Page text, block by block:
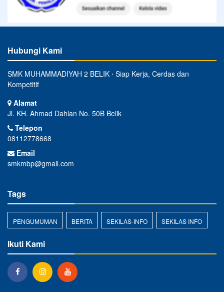
Hubungi Kami
SMK MUHAMMADIYAH 2 BELIK ⋅ Siap Kerja, Cerdas dan
Kompetitif
Alamat
Jl. KH. Ahmad Dahlan No. 50B Belik
Telepon
08112778668
Email
smkmbp@gmail.com
Tags
PENGUMUMAN BERITA SEKILAS-INFO SEKILAS INFO
Ikuti Kami